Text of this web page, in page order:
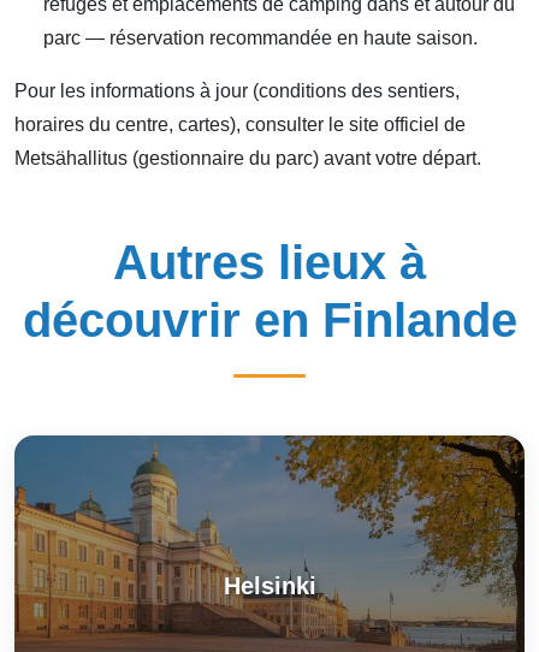
refuges et emplacements de camping dans et autour du
parc — réservation recommandée en haute saison.
Pour les informations à jour (conditions des sentiers,
horaires du centre, cartes), consulter le site officiel de
Metsähallitus (gestionnaire du parc) avant votre départ.
Autres lieux à
découvrir en Finlande
Helsinki